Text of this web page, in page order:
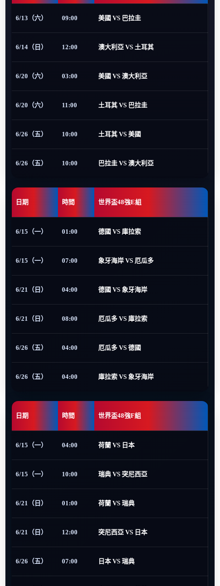
6/13（六） 09:00 美國 VS 巴拉圭
6/14（日） 12:00 澳大利亞 VS 土耳其
6/20（六） 03:00 美國 VS 澳大利亞
6/20（六） 11:00 土耳其 VS 巴拉圭
6/26（五） 10:00 土耳其 VS 美國
6/26（五） 10:00 巴拉圭 VS 澳大利亞
日期 時間 世界盃48強E組
6/15（一） 01:00 德國 VS 庫拉索
6/15（一） 07:00 象牙海岸 VS 厄瓜多
6/21（日） 04:00 德國 VS 象牙海岸
6/21（日） 08:00 厄瓜多 VS 庫拉索
6/26（五） 04:00 厄瓜多 VS 德國
6/26（五） 04:00 庫拉索 VS 象牙海岸
日期 時間 世界盃48強F組
6/15（一） 04:00 荷蘭 VS 日本
6/15（一） 10:00 瑞典 VS 突尼西亞
6/21（日） 01:00 荷蘭 VS 瑞典
6/21（日） 12:00 突尼西亞 VS 日本
6/26（五） 07:00 日本 VS 瑞典